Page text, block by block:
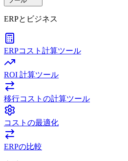
ERPとビジネス
ERPコスト計算ツール
ROI 計算ツール
移行コストの計算ツール
コストの最適化
ERPの比較